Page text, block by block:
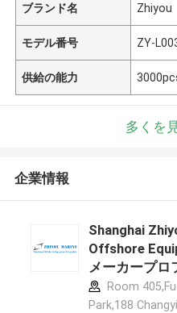
ブランド名 Zhiyou
モデル番号 ZY-
供給の能力
多くを
企業情報
Shanghai
Offshore
メーカープロ
Room
Park,188